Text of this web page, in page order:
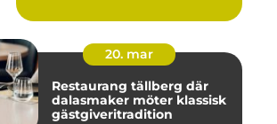
20. mar
Restaurang tällberg där
dalasmaker möter klassisk
gästgiveritradition